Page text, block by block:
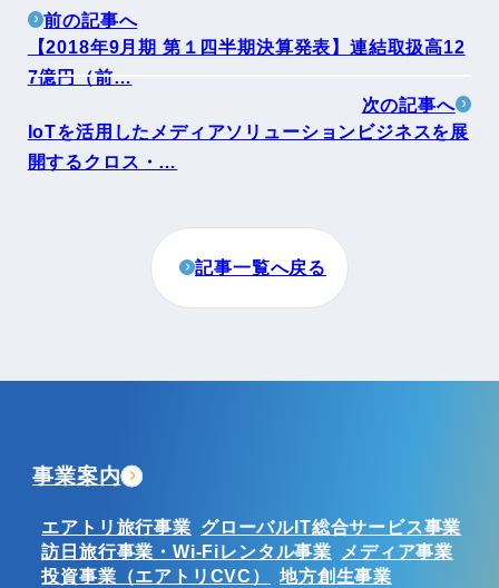
前の記事へ
【2018年9月期 第１四半期決算発表】連結取扱高12
7億円（前…
次の記事へ
IoTを活用したメディアソリューションビジネスを展
開するクロス・…
記事一覧へ戻る
事業案内
エアトリ旅行事業 グローバルIT総合サービス事業
訪日旅行事業・Wi-Fiレンタル事業
メディア事業
投資事業（エアトリCVC）
地方創生事業